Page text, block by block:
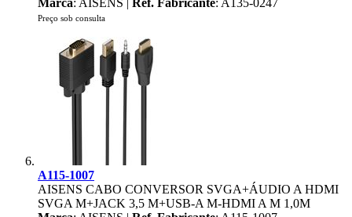
Marca: AISENS | Ref. Fabricante: A135-0247
Preço sob consulta
A115-1007
AISENS CABO CONVERSOR SVGA+ÁUDIO A HDMI
SVGA M+JACK 3,5 M+USB-A M-HDMI A M 1,0M